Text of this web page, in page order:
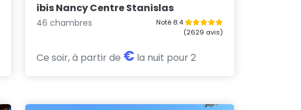
ibis Nancy Centre Stanislas
46 chambres
Noté 8.4
(2629 avis)
Ce soir, à partir de € la nuit pour 2